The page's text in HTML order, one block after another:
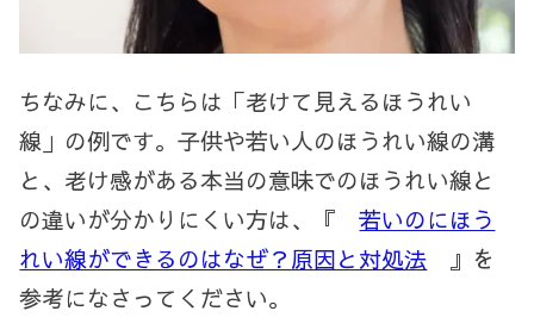
ちなみに、こちらは「老けて見えるほうれい
線」の例です。子供や若い人のほうれい線の溝
と、老け感がある本当の意味でのほうれい線と
の違いが分かりにくい方は、『若いのにほう
れい線ができるのはなぜ？原因と対処法 』を
参考になさってください。